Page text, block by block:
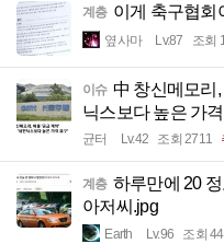
계층 이게 축구협회
옆사마 Lv.87 조회
이슈 中 창신메모리
닉스보다 높은 가
균터 Lv.42 조회 2711
계층 하루만에 20
아저씨.jpg
Earth Lv.96 조회